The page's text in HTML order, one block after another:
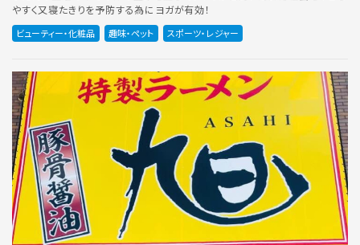
やすく又寝たきりを予防する為にヨガが有効！
ビューティー・化粧品 趣味・ペット スポーツ・レジャー